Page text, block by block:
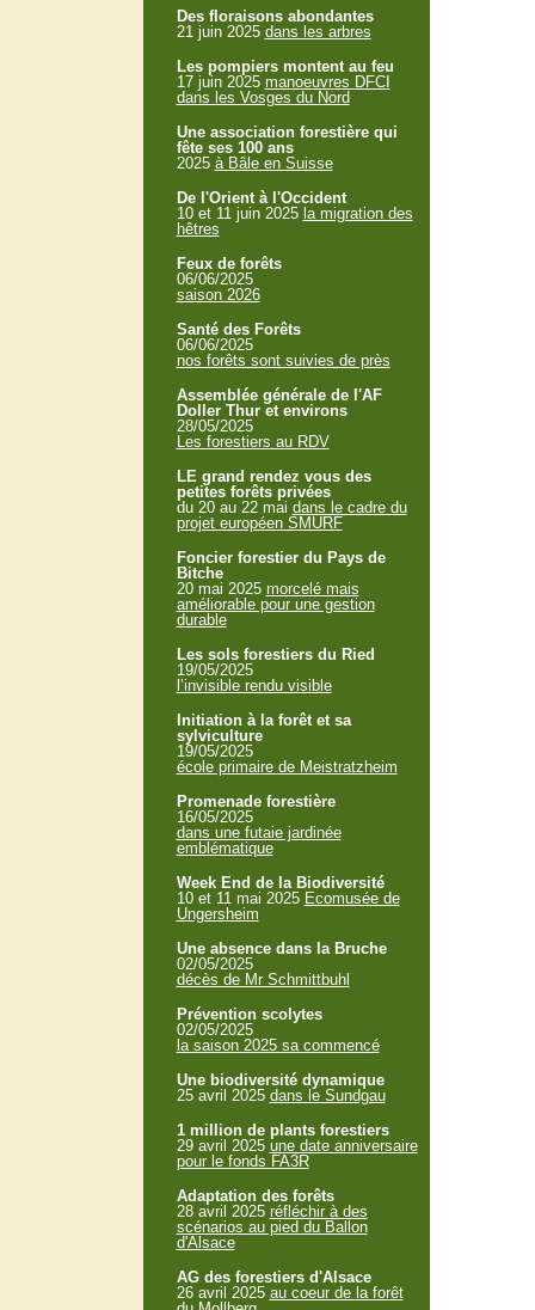
Des floraisons abondantes
21 juin 2025 dans les arbres
Les pompiers montent au feu
17 juin 2025 manoeuvres DFCI
dans les Vosges du Nord
Une association forestière qui
fête ses 100 ans
2025 à Bâle en Suisse
De l'Orient à l'Occident
10 et 11 juin 2025 la migration des
hêtres
Feux de forêts
06/06/2025
saison 2026
Santé des Forêts
06/06/2025
nos forêts sont suivies de près
Assemblée générale de l'AF
Doller Thur et environs
28/05/2025
Les forestiers au RDV
LE grand rendez vous des
petites forêts privées
du 20 au 22 mai dans le cadre du
projet européen SMURF
Foncier forestier du Pays de
Bitche
20 mai 2025 morcelé mais
améliorable pour une gestion
durable
Les sols forestiers du Ried
19/05/2025
l’invisible rendu visible
Initiation à la forêt et sa
sylviculture
19/05/2025
école primaire de Meistratzheim
Promenade forestière
16/05/2025
dans une futaie jardinée
emblématique
Week End de la Biodiversité
10 et 11 mai 2025 Ecomusée de
Ungersheim
Une absence dans la Bruche
02/05/2025
décès de Mr Schmittbuhl
Prévention scolytes
02/05/2025
la saison 2025 sa commencé
Une biodiversité dynamique
25 avril 2025 dans le Sundgau
1 million de plants forestiers
29 avril 2025 une date anniversaire
pour le fonds FA3R
Adaptation des forêts
28 avril 2025 réfléchir à des
scénarios au pied du Ballon
d'Alsace
AG des forestiers d'Alsace
26 avril 2025 au coeur de la forêt